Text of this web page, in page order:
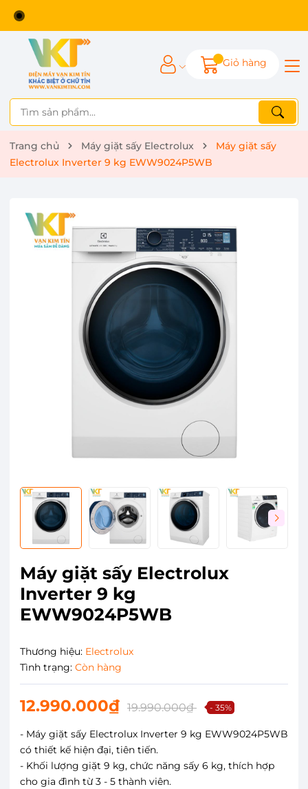
máy Vạn Kim Tín
Giỏ hàng
Trang chủ Máy giặt sấy Electrolux
Máy giặt sấy
Electrolux Inverter 9 kg EWW9024P5WB
Máy giặt sấy Electrolux
Inverter 9 kg
EWW9024P5WB
Thương hiệu: Electrolux
Tình trạng: Còn hàng
12.990.000₫ 19.990.000₫ - 35%
- Máy giặt sấy Electrolux Inverter 9 kg EWW9024P5WB
có thiết kế hiện đại, tiên tiến.
- Khối lượng giặt 9 kg, chức năng sấy 6 kg, thích hợp
cho gia đình từ 3 - 5 thành viên.